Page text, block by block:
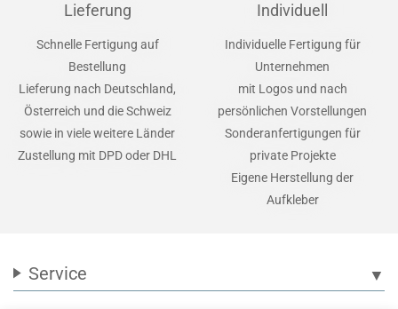
Lieferung
Schnelle Fertigung auf
Bestellung
Lieferung nach Deutschland,
Österreich und die Schweiz
sowie in viele weitere Länder
Zustellung mit DPD oder DHL
Individuell
Individuelle Fertigung für
Unternehmen
mit Logos und nach
persönlichen Vorstellungen
Sonderanfertigungen für
private Projekte
Eigene Herstellung der
Aufkleber
Service ▼